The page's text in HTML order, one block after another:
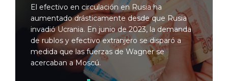
El efectivo en circulación en Rusia ha
aumentado drásticamente desde que Rusia
invadió Ucrania. En junio de 2023, la demanda
de rublos y efectivo extranjero se disparó a
medida que las fuerzas de Wagner se
acercaban a Moscú.